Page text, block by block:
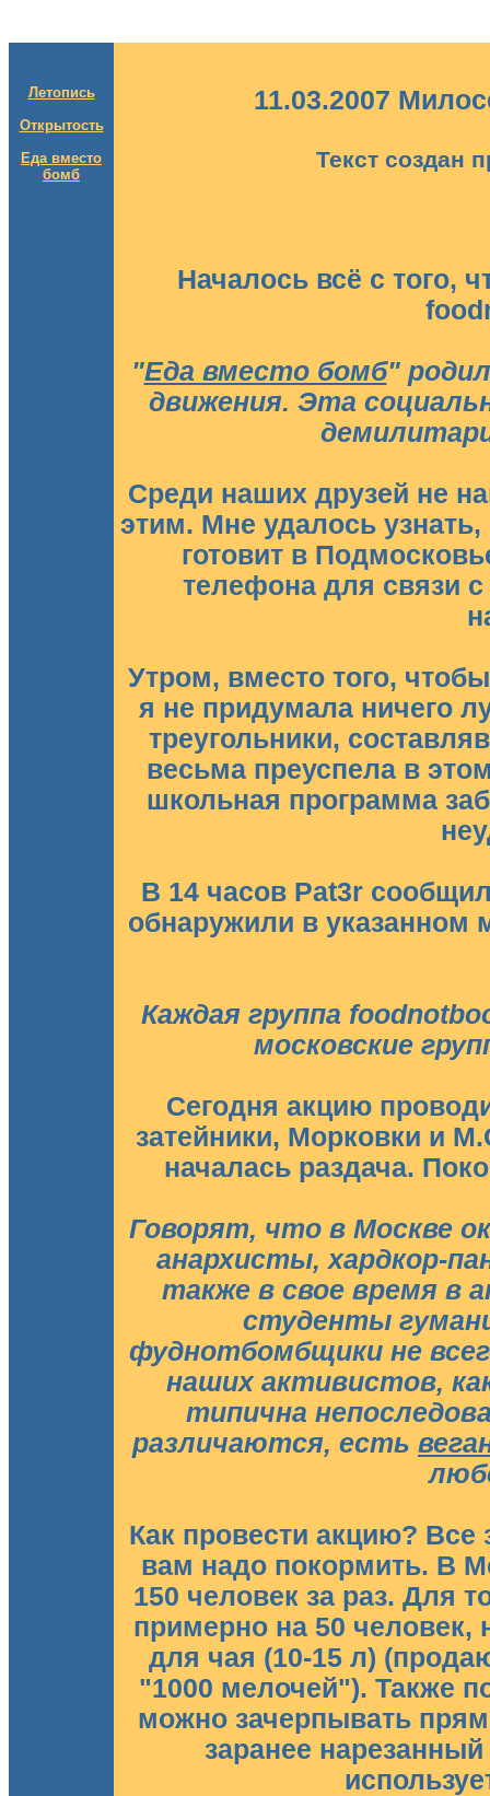
Летопись
Открытость
Еда вместо
бомб
11.03.2007
Текст создан
Началось всё с того,
"Еда вместо бомб"
движения. Эта
Среди наших друзей не
этим. Мне удалось
готовит в
телефона для связи
Утром, вместо того,
я не придумала ничего
треугольники,
весьма преуспела в
школьная программа
В 14 часов Pat3r
обнаружили в
Каждая группа
московские
Сегодня акцию
затейники, Морковки и
началась раздача.
Говорят, что в Москве
анархисты, хардкор-
также в свое время в
студенты
фуднотбомбщики не
наших активистов,
типична
различаются, есть
Как провести акцию? Все
вам надо покормить. В
150 человек за раз. Для
примерно на 50 человек,
для чая (10-15 л)
"1000 мелочей"). Также
можно зачерпывать
заранее